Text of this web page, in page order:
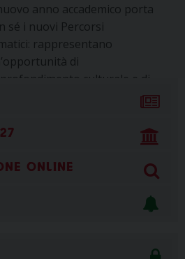
anno accademico porta
sé i nuovi Percorsi
rappresentano
di
culturale e di
attualità, con l’obiettivo di
La proposta si caratterizza
– Sessione autunnale
Studenti, Allego di seguito il
ONLINE